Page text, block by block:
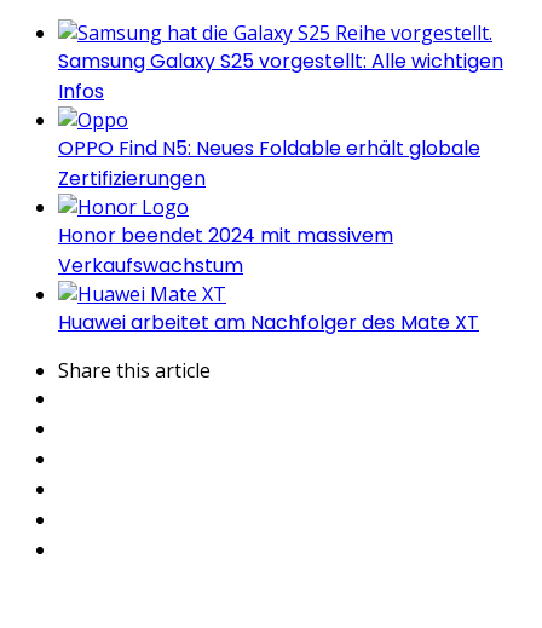
Samsung Galaxy S25 vorgestellt: Alle wichtigen
Infos
OPPO Find N5: Neues Foldable erhält globale
Zertifizierungen
Honor beendet 2024 mit massivem
Verkaufswachstum
Huawei arbeitet am Nachfolger des Mate XT
Share this article